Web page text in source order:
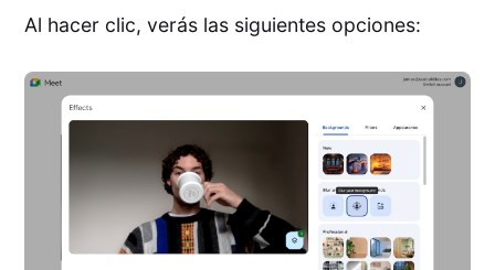
Al hacer clic, verás las siguientes opciones: